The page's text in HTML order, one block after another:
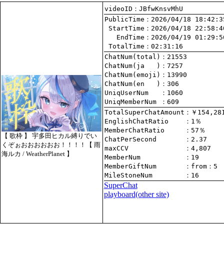
【 歌枠 】 宇多田ヒカル縛りでい
くぞぉおおおおおお！！！！【 雨
海ルカ / WeatherPlanet 】
videoID：JBfwKnsvMhU
PublicTime
StartTime
   EndTime
TotalTime ：02:31:16
ChatNum(total)
ChatNum(ja   )
ChatNum(emoji)
ChatNum(en   )
UniqUserNum
：1060
UniqMemberNum
：609
TotalSuperChatAmount
EnglishChatRatio
MemberChatRatio
ChatPerSecond
maxCCV
：4,807
MemberNum
：19
MemberGiftNum
： from ：5
MileStoneNum
：16
SuperChat
playboard(other site)